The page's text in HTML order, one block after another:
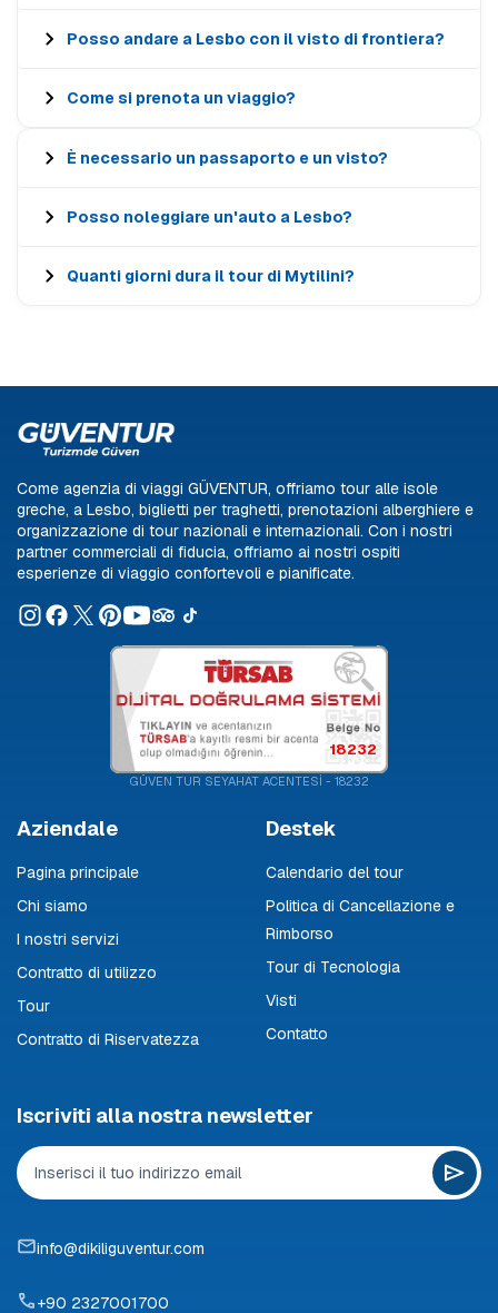
Posso andare a Lesbo con il visto di frontiera?
Come si prenota un viaggio?
È necessario un passaporto e un visto?
Posso noleggiare un'auto a Lesbo?
Quanti giorni dura il tour di Mytilini?
Come agenzia di viaggi GÜVENTUR, offriamo tour alle isole
greche, a Lesbo, biglietti per traghetti, prenotazioni alberghiere e
organizzazione di tour nazionali e internazionali. Con i nostri
partner commerciali di fiducia, offriamo ai nostri ospiti
esperienze di viaggio confortevoli e pianificate.
18232
GÜVEN TUR SEYAHAT ACENTESİ - 18232
Aziendale
Pagina principale
Chi siamo
I nostri servizi
Contratto di utilizzo
Tour
Contratto di Riservatezza
Destek
Calendario del tour
Politica di Cancellazione e
Rimborso
Tour di Tecnologia
Visti
Contatto
Iscriviti alla nostra newsletter
info@dikiliguventur.com
+90 2327001700